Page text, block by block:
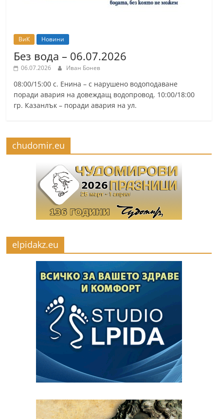
ВиК Новини
Без вода – 06.07.2026
06.07.2026 Иван Бонев
08:00/15:00 с. Енина – с нарушено водоподаване
поради авария на довеждащ водопровод. 10:00/18:00
гр. Казанлък – поради авария на ул.
chudomir.eu
elpidakz.eu